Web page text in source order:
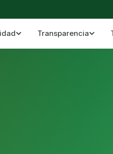
Mera · Pastaza · Llanganates y
Transparencia